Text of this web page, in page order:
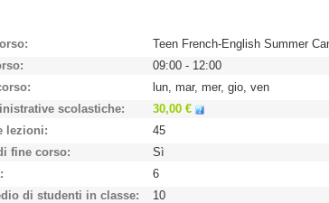
Teen French-English Summer
09:00 - 12:00
lun, mar, mer, gio, ven
scolastiche
30,00 €
lezioni
45
fine corso
Sì
6
di studenti in classe
10